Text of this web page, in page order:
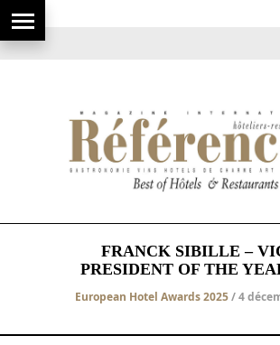
FRANCK SIBILLE –
PRESIDENT OF THE
European Hotel Awards 2025/ 4